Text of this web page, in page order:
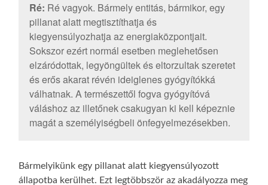
Ré: Ré vagyok. Bármely entitás, bármikor, egy
pillanat alatt megtisztíthatja és
kiegyensúlyozhatja az energiaközpontjait.
Sokszor ezért normál esetben meglehetősen
elzáródottak, legyöngültek és eltorzultak szeretet
és erős akarat révén ideiglenes gyógyítókká
válhatnak. A természettől fogva gyógyítóvá
váláshoz az illetőnek csakugyan ki kell képeznie
magát a személyiségbeli önfegyelmezésekben.
Bármelyikünk egy pillanat alatt kiegyensúlyozott
állapotba kerülhet. Ezt legtöbbször az akadályozza meg